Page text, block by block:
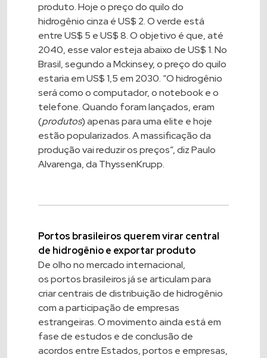
produto. Hoje o preço do quilo do
hidrogênio cinza é US$ 2. O verde está
entre US$ 5 e US$ 8. O objetivo é que, até
2040, esse valor esteja abaixo de US$ 1. No
Brasil, segundo a Mckinsey, o preço do quilo
estaria em US$ 1,5 em 2030. “O hidrogênio
será como o computador, o notebook e o
telefone. Quando foram lançados, eram
(produtos) apenas para uma elite e hoje
estão popularizados. A massificação da
produção vai reduzir os preços”, diz Paulo
Alvarenga, da ThyssenKrupp.
Portos brasileiros querem virar central
de hidrogênio e exportar produto
De olho no mercado internacional,
os portos brasileiros já se articulam para
criar centrais de distribuição de hidrogênio
com a participação de empresas
estrangeiras. O movimento ainda está em
fase de estudos e de conclusão de
acordos entre Estados, portos e empresas,